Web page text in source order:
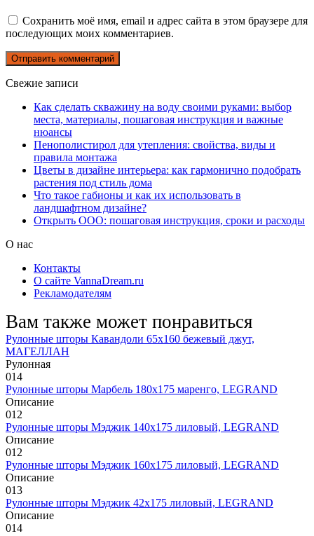
Сохранить моё имя, email и адрес сайта в этом браузере для
последующих моих комментариев.
Свежие записи
Как сделать скважину на воду своими руками: выбор
места, материалы, пошаговая инструкция и важные
нюансы
Пенополистирол для утепления: свойства, виды и
правила монтажа
Цветы в дизайне интерьера: как гармонично подобрать
растения под стиль дома
Что такое габионы и как их использовать в
ландшафтном дизайне?
Открыть ООО: пошаговая инструкция, сроки и расходы
О нас
Контакты
О сайте VannaDream.ru
Рекламодателям
Вам также может понравиться
Рулонные шторы Кавандоли 65х160 бежевый джут,
МАГЕЛЛАН
Рулонная
014
Рулонные шторы Марбель 180х175 маренго, LEGRAND
Описание
012
Рулонные шторы Мэджик 140х175 лиловый, LEGRAND
Описание
012
Рулонные шторы Мэджик 160х175 лиловый, LEGRAND
Описание
013
Рулонные шторы Мэджик 42х175 лиловый, LEGRAND
Описание
014